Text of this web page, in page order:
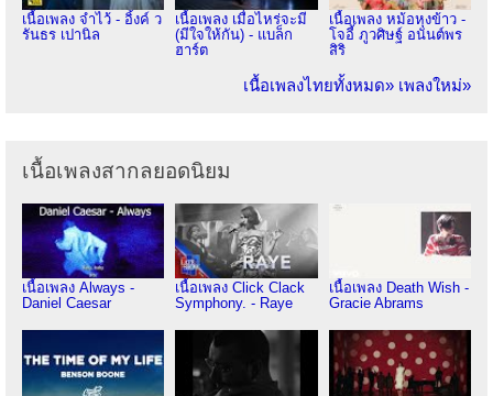
เนื้อเพลง จำไว้ - อิ้งค์ ว
รันธร เปานิล
เนื้อเพลง เมื่อไหร่จะมี
(มีใจให้กัน) - แบล็ก
ฮาร์ต
เนื้อเพลง หม้อหุงข้าว -
โจอี้ ภูวศิษฐ์ อนันต์พร
สิริ
เนื้อเพลงไทยทั้งหมด» เพลงใหม่»
เนื้อเพลงสากลยอดนิยม
เนื้อเพลง Always -
Daniel Caesar
เนื้อเพลง Click Clack
Symphony. - Raye
เนื้อเพลง Death Wish -
Gracie Abrams